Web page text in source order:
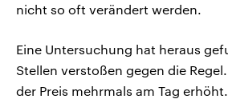
nicht so oft verändert werden.
Eine Untersuchung hat heraus
Stellen verstoßen gegen die
der Preis mehrmals am Tag erhöht.